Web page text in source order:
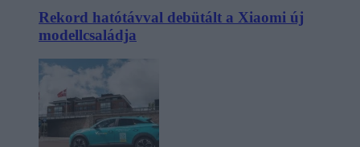
Rekord hatótávval debütált a Xiaomi új
modellcsaládja